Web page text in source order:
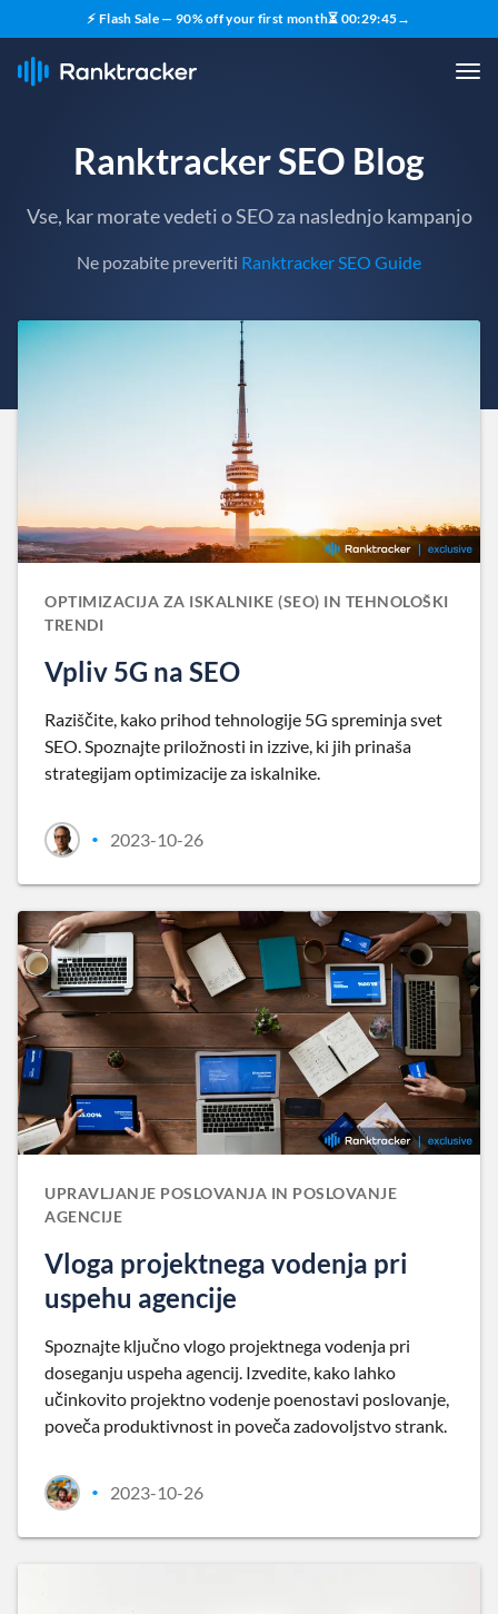
⚡ Flash Sale — 90% off your first month⏳ 00:29:43→
Ranktracker SEO Blog
Vse, kar morate vedeti o SEO za naslednjo kampanjo
Ne pozabite preveriti Ranktracker SEO Guide
OPTIMIZACIJA ZA ISKALNIKE (SEO) IN TEHNOLOŠKI
TRENDI
Vpliv 5G na SEO
Raziščite, kako prihod tehnologije 5G spreminja svet
SEO. Spoznajte priložnosti in izzive, ki jih prinaša
strategijam optimizacije za iskalnike.
• 2023-10-26
UPRAVLJANJE POSLOVANJA IN POSLOVANJE
AGENCIJE
Vloga projektnega vodenja pri
uspehu agencije
Spoznajte ključno vlogo projektnega vodenja pri
doseganju uspeha agencij. Izvedite, kako lahko
učinkovito projektno vodenje poenostavi poslovanje,
poveča produktivnost in poveča zadovoljstvo strank.
• 2023-10-26